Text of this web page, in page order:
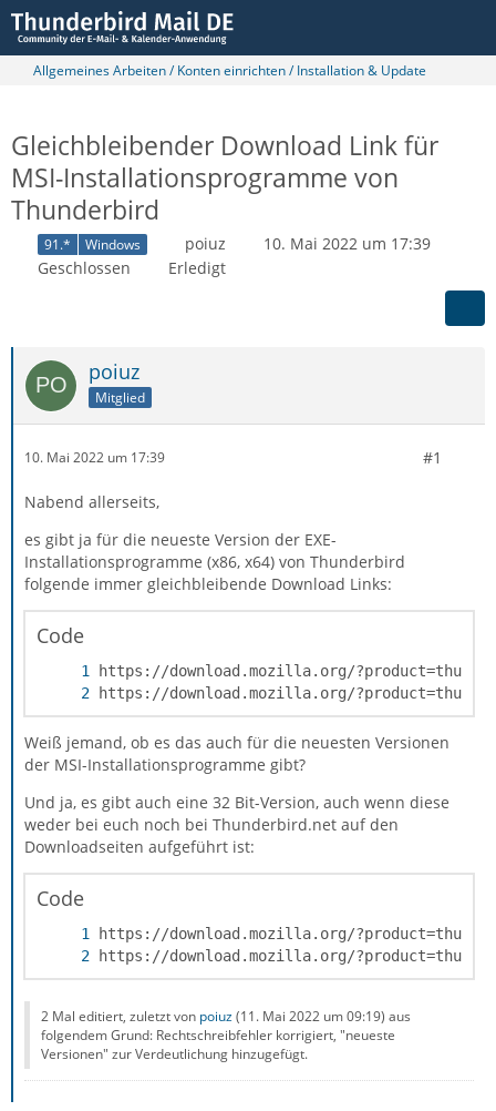
Allgemeines Arbeiten / Konten einrichten / Installation & Update
Gleichbleibender Download Link für
MSI-Installationsprogramme von
Thunderbird
91.* Windows poiuz
10. Mai 2022 um 17:39
Geschlossen
Erledigt
poiuz
Mitglied
10. Mai 2022 um 17:39 #1
Nabend allerseits,
es gibt ja für die neueste Version der EXE-
Installationsprogramme (x86, x64) von Thunderbird
folgende immer gleichbleibende Download Links:
Code
https://download.mozilla.org/
Weiß jemand, ob es das auch für die neuesten Versionen
der MSI-Installationsprogramme gibt?
Und ja, es gibt auch eine 32 Bit-Version, auch wenn diese
weder bei euch noch bei Thunderbird.net auf den
Downloadseiten aufgeführt ist:
Code
https://download.mozilla.org/
2 Mal editiert, zuletzt von poiuz(11. Mai 2022 um 09:19) aus
folgendem Grund: Rechtschreibfehler korrigiert, "neueste
Versionen" zur Verdeutlichung hinzugefügt.